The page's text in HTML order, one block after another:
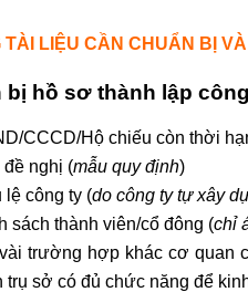
TÀI LIỆU CẦN CHUẨN BỊ
bị hồ sơ thành lập
CCCD/Hộ chiếu còn thời
nghị (mẫu quy định)
lệ công ty (do công ty tự xây
sách thành viên/cổ đông (chỉ
trường hợp khác cơ quan
trụ sở có đủ chức năng để